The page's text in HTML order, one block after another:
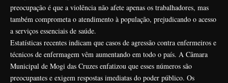
preocupação é que a violência não afete apenas os trabalhadores, mas
também comprometa o atendimento à população, prejudicando o acesso
a serviços essenciais de saúde.
Estatísticas recentes indicam que casos de agressão contra enfermeiros e
técnicos de enfermagem vêm aumentando em todo o país. A Câmara
Municipal de Mogi das Cruzes enfatizou que esses números são
preocupantes e exigem respostas imediatas do poder público. Os